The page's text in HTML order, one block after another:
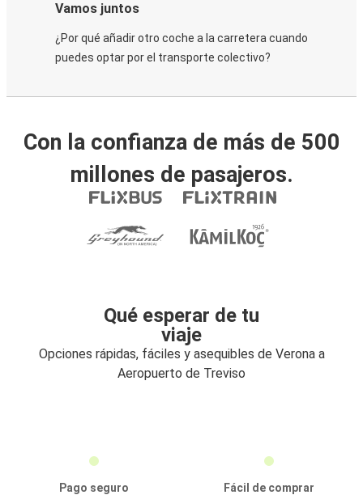
Vamos juntos
¿Por qué añadir otro coche a la carretera cuando
puedes optar por el transporte colectivo?
Con la confianza de más de 500
millones de pasajeros.
Qué esperar de tu
viaje
Opciones rápidas, fáciles y asequibles de Verona a
Aeropuerto de Treviso
Pago seguro
Fácil de comprar